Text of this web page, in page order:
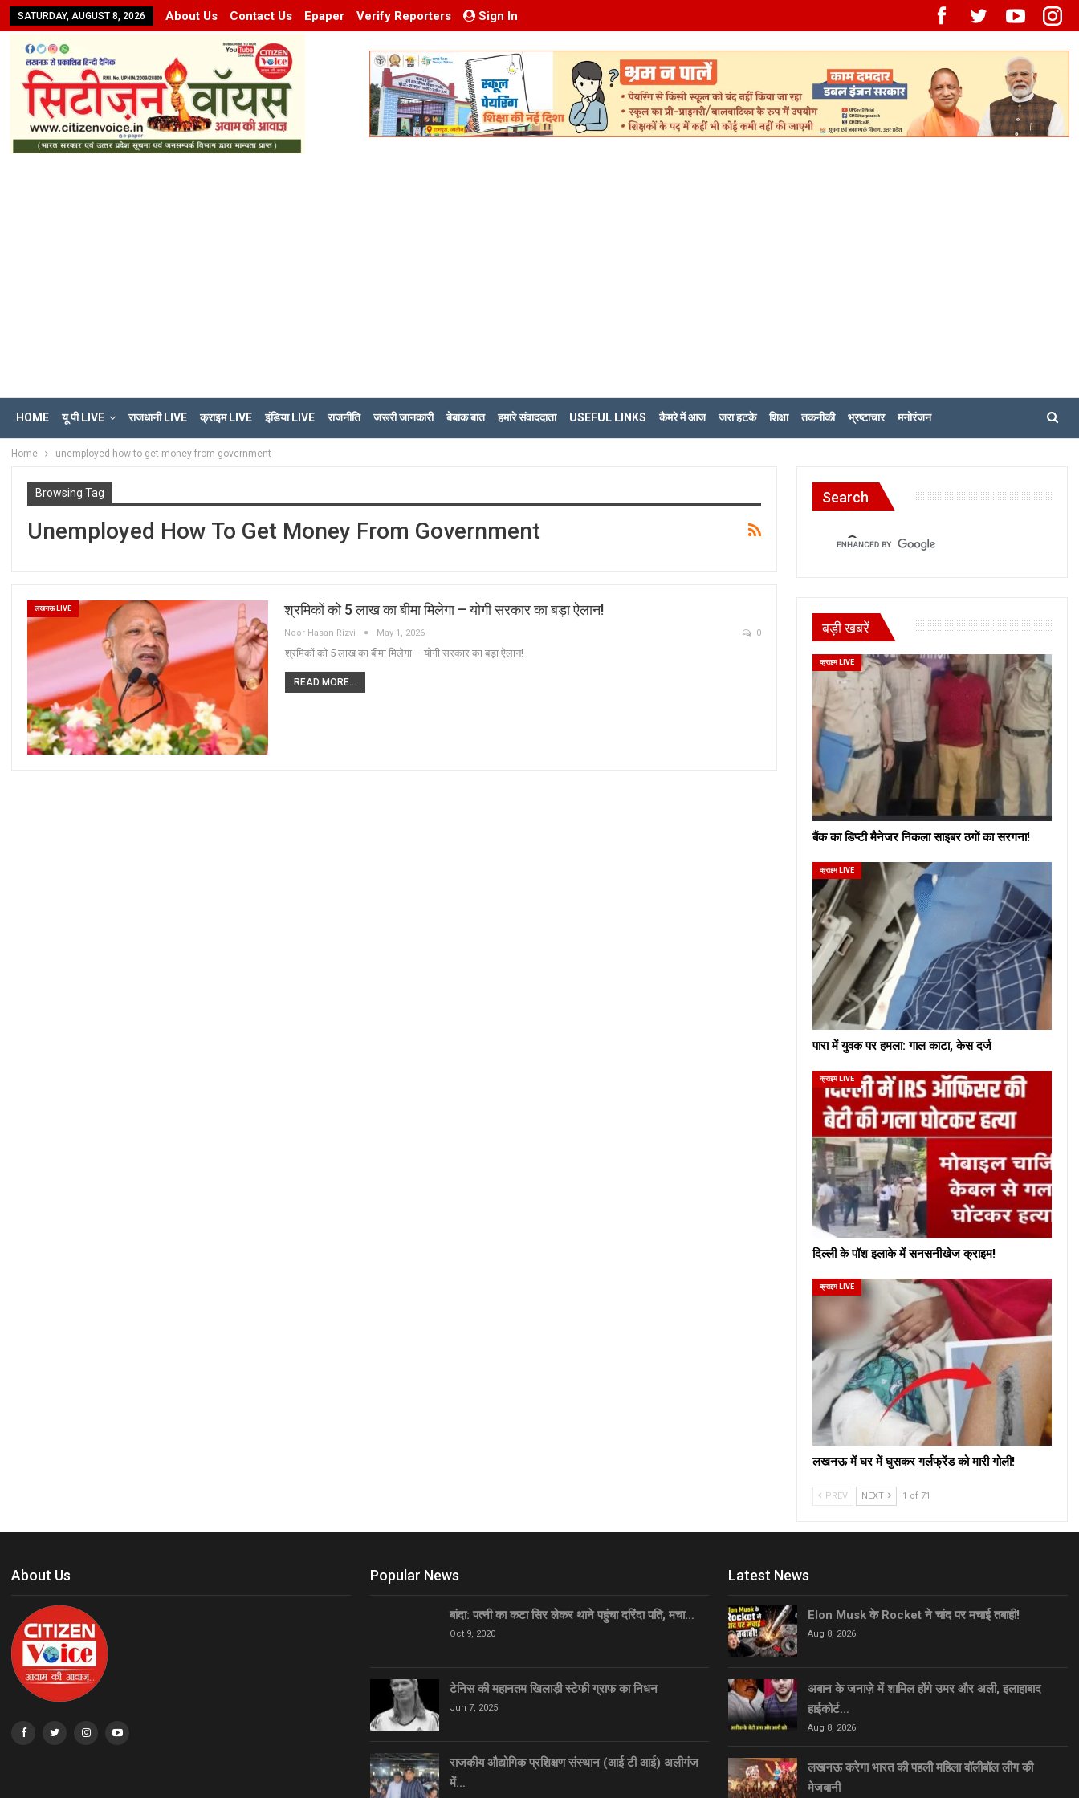
SATURDAY, AUGUST 8, 2026 About Us Contact Us Epaper Verify Reporters Sign In
HOME यू पी LIVE राजधानी LIVE क्राइम LIVE इंडिया LIVE राजनीति जरूरी जानकारी बेबाक बात हमारे संवाददाता USEFUL LINKS कैमरे में आज जरा हटके शिक्षा तकनीकी भ्रष्टाचार मनोरंजन
Home unemployed how to get money from government
Browsing Tag
Unemployed How To Get Money From Government
लखनऊ LIVE श्रमिकों को 5 लाख का बीमा मिलेगा – योगी सरकार का बड़ा ऐलान!
Noor Hasan Rizvi May 1, 2026 0
श्रमिकों को 5 लाख का बीमा मिलेगा – योगी सरकार का बड़ा ऐलान!
READ MORE...
Search
बड़ी खबरें
क्राइम LIVE
बैंक का डिप्टी मैनेजर निकला साइबर ठगों का सरगना!
क्राइम LIVE
पारा में युवक पर हमला: गाल काटा, केस दर्ज
क्राइम LIVE
दिल्ली के पॉश इलाके में सनसनीखेज क्राइम!
क्राइम LIVE
लखनऊ में घर में घुसकर गर्लफ्रेंड को मारी गोली!
PREV NEXT 1 of 71
About Us Popular News
बांदा: पत्नी का कटा सिर लेकर थाने पहुंचा दरिंदा पति, मचा…
Oct 9, 2020
टेनिस की महानतम खिलाड़ी स्टेफी ग्राफ का निधन
Jun 7, 2025
राजकीय औद्योगिक प्रशिक्षण संस्थान (आई टी आई) अलीगंज
में…
Latest News
Elon Musk के Rocket ने चांद पर मचाई तबाही!
Aug 8, 2026
अबान के जनाज़े में शामिल होंगे उमर और अली, इलाहाबाद
हाईकोर्ट…
Aug 8, 2026
लखनऊ करेगा भारत की पहली महिला वॉलीबॉल लीग की
मेजबानी